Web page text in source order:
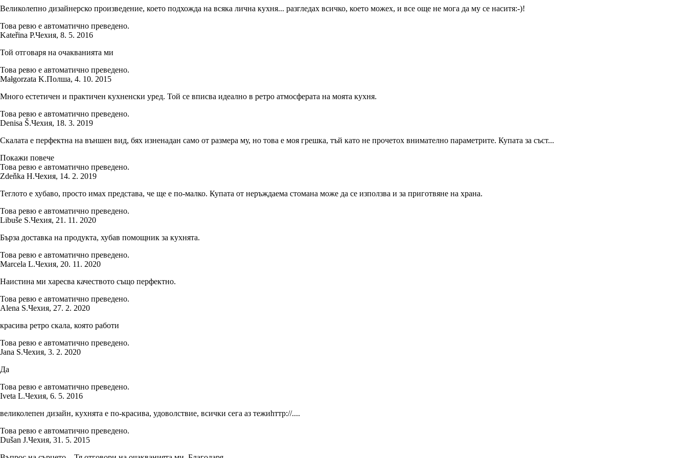
Великолепно дизайнерско произведение, което подхожда на всяка лична кухня... разгледах всичко, което можех, и все още не мога да му се наситя:-)!
Това ревю е автоматично преведено.
Kateřina P.Чехия, 8. 5. 2016
Той отговаря на очакванията ми
Това ревю е автоматично преведено.
Małgorzata K.Полша, 4. 10. 2015
Много естетичен и практичен кухненски уред. Той се вписва идеално в ретро атмосферата на моята кухня.
Това ревю е автоматично преведено.
Denisa Š.Чехия, 18. 3. 2019
Скалата е перфектна на външен вид, бях изненадан само от размера му, но това е моя грешка, тъй като не прочетох внимателно параметрите. Купата за съст...
Покажи повече
Това ревю е автоматично преведено.
Zdeňka H.Чехия, 14. 2. 2019
Теглото е хубаво, просто имах представа, че ще е по-малко. Купата от неръждаема стомана може да се използва и за приготвяне на храна.
Това ревю е автоматично преведено.
Libuše S.Чехия, 21. 11. 2020
Бърза доставка на продукта, хубав помощник за кухнята.
Това ревю е автоматично преведено.
Marcela L.Чехия, 20. 11. 2020
Наистина ми харесва качеството също перфектно.
Това ревю е автоматично преведено.
Alena S.Чехия, 27. 2. 2020
красива ретро скала, която работи
Това ревю е автоматично преведено.
Jana S.Чехия, 3. 2. 2020
Да
Това ревю е автоматично преведено.
Iveta L.Чехия, 6. 5. 2016
великолепен дизайн, кухнята е по-красива, удоволствие, всички сега аз тежиһттр://....
Това ревю е автоматично преведено.
Dušan J.Чехия, 31. 5. 2015